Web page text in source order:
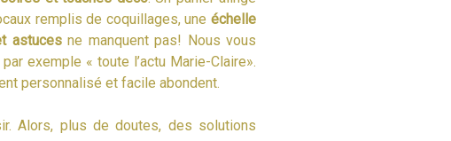
remplis de coquillages, uneéchelle
astucesne manquent pas! Nous vous
exemple « toute l’actu Marie-Claire».
personnalisé et facile abondent.
Alors, plus de doutes, des solutions